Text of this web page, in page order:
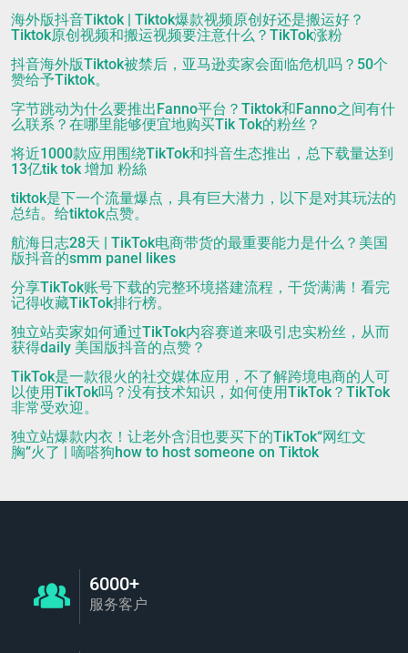
海外版抖音Tiktok | Tiktok爆款视频原创好还是搬运好？
Tiktok原创视频和搬运视频要注意什么？TikTok涨粉
抖音海外版Tiktok被禁后，亚马逊卖家会面临危机吗？50个
赞给予Tiktok。
字节跳动为什么要推出Fanno平台？Tiktok和Fanno之间有什
么联系？在哪里能够便宜地购买Tik Tok的粉丝？
将近1000款应用围绕TikTok和抖音生态推出，总下载量达到
13亿tik tok 增加 粉絲
tiktok是下一个流量爆点，具有巨大潜力，以下是对其玩法的
总结。给tiktok点赞。
航海日志28天 | TikTok电商带货的最重要能力是什么？美国
版抖音的smm panel likes
分享TikTok账号下载的完整环境搭建流程，干货满满！看完
记得收藏TikTok排行榜。
独立站卖家如何通过TikTok内容赛道来吸引忠实粉丝，从而
获得daily 美国版抖音的点赞？
TikTok是一款很火的社交媒体应用，不了解跨境电商的人可
以使用TikTok吗？没有技术知识，如何使用TikTok？TikTok
非常受欢迎。
独立站爆款内衣！让老外含泪也要买下的TikTok“网红文
胸”火了 | 嘀嗒狗how to host someone on Tiktok
6000+
服务客户